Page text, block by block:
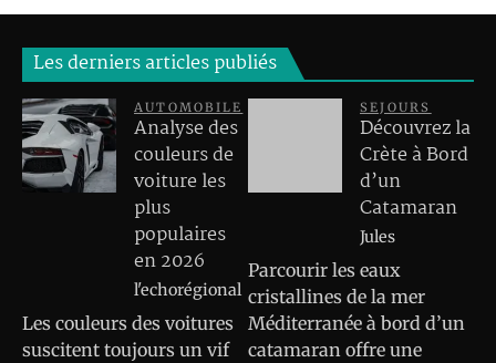
Les derniers articles publiés
AUTOMOBILE
Analyse des
couleurs de
voiture les
plus
populaires
en 2026
l'echorégional
Les couleurs des voitures
suscitent toujours un vif
SEJOURS
Découvrez la
Crète à Bord
d’un
Catamaran
Jules
Parcourir les eaux
cristallines de la mer
Méditerranée à bord d’un
catamaran offre une